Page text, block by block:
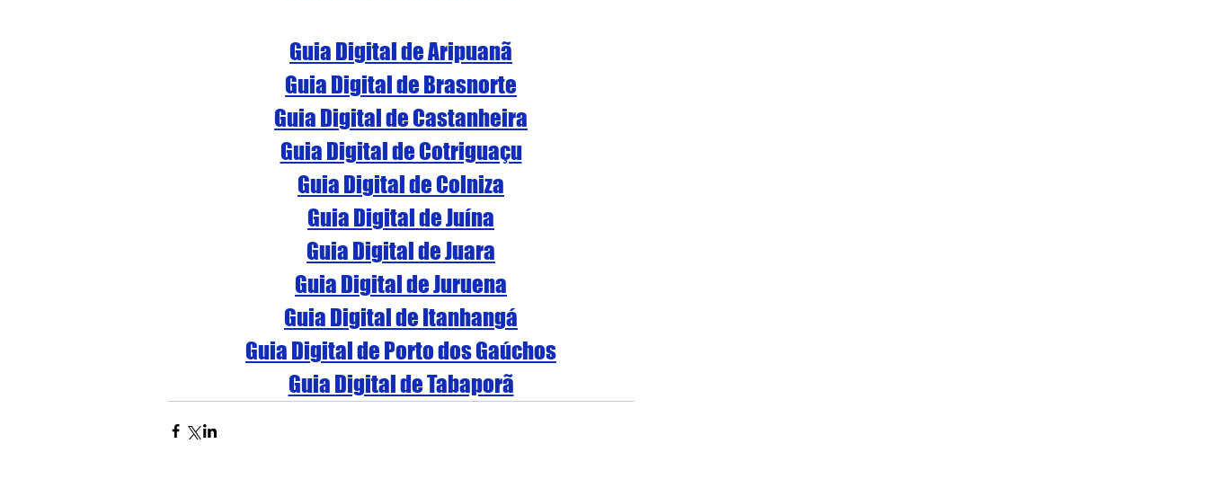
Guia Digital de Aripuanã
Guia Digital de Brasnorte
Guia Digital de Castanheira
Guia Digital de Cotriguaçu
Guia Digital de Colniza
Guia Digital de Juína
Guia Digital de Juara
Guia Digital de Juruena
Guia Digital de Itanhangá
Guia Digital de Porto dos Gaúchos
Guia Digital de Tabaporã